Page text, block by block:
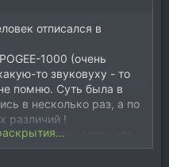
отписался в
1000 (очень
то звуковуху - то
помню. Суть была в
в несколько раз, а по
различий !
же, КАК поднялась эта